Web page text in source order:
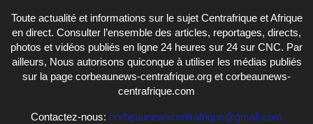
Toute actualité et informations sur le sujet Centrafrique et Afrique
en direct. Consulter l’ensemble des articles, reportages, directs,
photos et vidéos publiés en ligne 24 heures sur 24 sur CNC. Par
ailleurs, Nous autorisons quiconque à utiliser les médias publiés
sur la page corbeaunews-centrafrique.org et corbeaunews-
centrafrique.com
Contactez-nous: corbeaunewscentrafrique@gmail.com